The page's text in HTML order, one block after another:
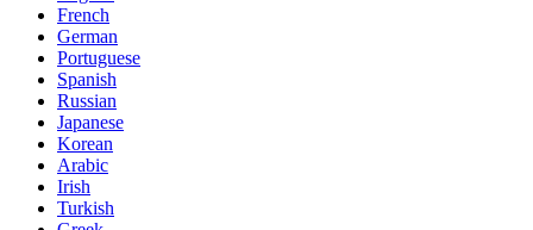
French
German
Portuguese
Spanish
Russian
Japanese
Korean
Arabic
Irish
Turkish